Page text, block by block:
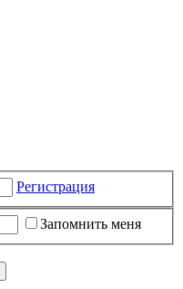
Регистрация
Запомнить меня